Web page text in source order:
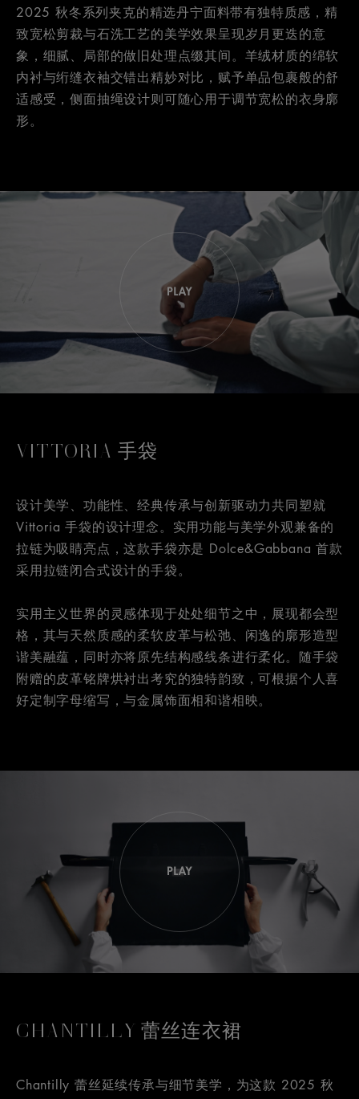
2025 秋冬系列夹克的精选丹宁面料带有独特质感，精
致宽松剪裁与石洗工艺的美学效果呈现岁月更迭的意
象，细腻、局部的做旧处理点缀其间。羊绒材质的绵软
内衬与绗缝衣袖交错出精妙对比，赋予单品包裹般的舒
适感受，侧面抽绳设计则可随心用于调节宽松的衣身廓
形。
VITTORIA 手袋
设计美学、功能性、经典传承与创新驱动力共同塑就
Vittoria 手袋的设计理念。实用功能与美学外观兼备的
拉链为吸睛亮点，这款手袋亦是 Dolce&Gabbana 首款
采用拉链闭合式设计的手袋。
实用主义世界的灵感体现于处处细节之中，展现都会型
格，其与天然质感的柔软皮革与松弛、闲逸的廓形造型
谐美融蕴，同时亦将原先结构感线条进行柔化。随手袋
附赠的皮革铭牌烘衬出考究的独特韵致，可根据个人喜
好定制字母缩写，与金属饰面相和谐相映。
CHANTILLY 蕾丝连衣裙
Chantilly 蕾丝延续传承与细节美学，为这款 2025 秋